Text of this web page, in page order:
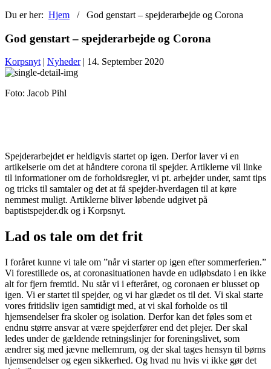
Du er her: Hjem / God genstart – spejderarbejde og Corona
God genstart – spejderarbejde og Corona
Korpsnyt| Nyheder| 14. September 2020
Foto: Jacob Pihl
Spejderarbejdet er heldigvis startet op igen. Derfor laver vi en
artikelserie om det at håndtere corona til spejder. Artiklerne vil linke
til informationer om de forholdsregler, vi pt. arbejder under, samt tips
og tricks til samtaler og det at få spejder-hverdagen til at køre
nemmest muligt. Artiklerne bliver løbende udgivet på
baptistspejder.dk og i Korpsnyt.
Lad os tale om det frit
I foråret kunne vi tale om ”når vi starter op igen efter sommerferien.”
Vi forestillede os, at coronasituationen havde en udløbsdato i en ikke
alt for fjern fremtid. Nu står vi i efteråret, og coronaen er blusset op
igen. Vi er startet til spejder, og vi har glædet os til det. Vi skal starte
vores fritidsliv igen samtidigt med, at vi skal forholde os til
hjemsendelser fra skoler og isolation. Derfor kan det føles som et
endnu større ansvar at være spejderfører end det plejer. Der skal
ledes under de gældende retningslinjer for foreningslivet, som
ændrer sig med jævne mellemrum, og der skal tages hensyn til børns
hjemsendelser og egen sikkerhed. Og hvad nu hvis vi ikke gør det